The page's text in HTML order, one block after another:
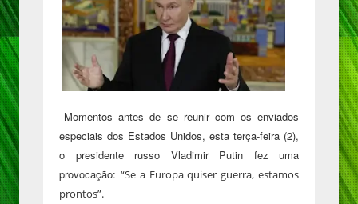
Momentos antes de se reunir com os enviados
especiais dos Estados Unidos, esta terça-feira (2),
o presidente russo Vladimir Putin fez uma
provocação: “Se a Europa quiser guerra, estamos
prontos”.